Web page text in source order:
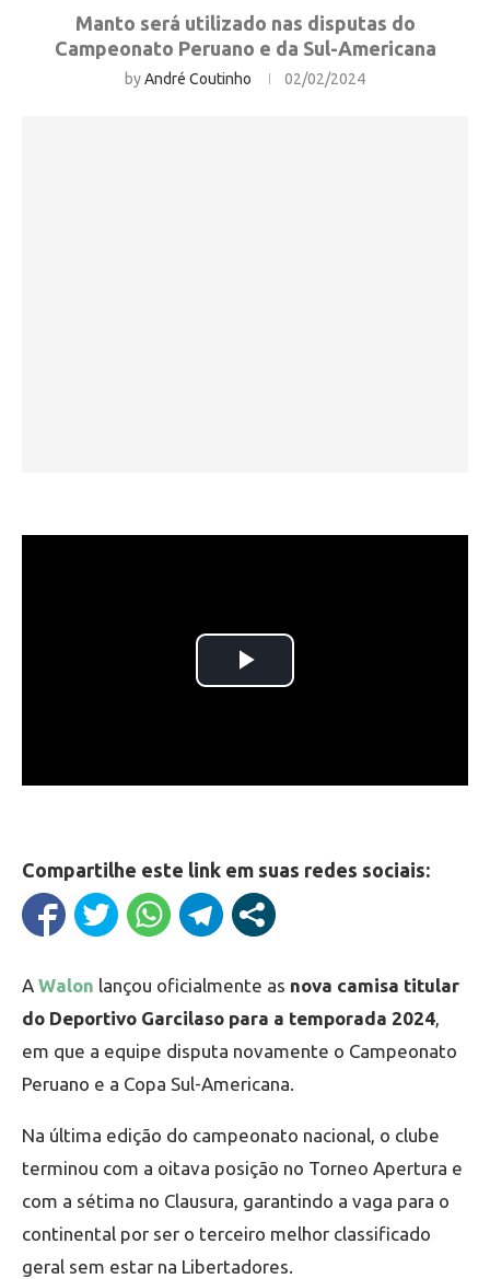
Manto será utilizado nas disputas do
Campeonato Peruano e da Sul-Americana
byAndré Coutinho 02/02/2024
Compartilhe este link em suas redes sociais:
A Walon lançou oficialmente as nova camisa titular
do Deportivo Garcilaso para a temporada 2024,
em que a equipe disputa novamente o Campeonato
Peruano e a Copa Sul-Americana.
Na última edição do campeonato nacional, o clube
terminou com a oitava posição no Torneo Apertura e
com a sétima no Clausura, garantindo a vaga para o
continental por ser o terceiro melhor classificado
geral sem estar na Libertadores.